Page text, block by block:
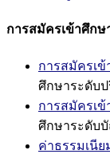
การสมัครเข้าศึกษ
การสมัครเ
ศึกษาระดั
การสมัครเ
ศึกษาระดับ
ค่าธรรมเนี